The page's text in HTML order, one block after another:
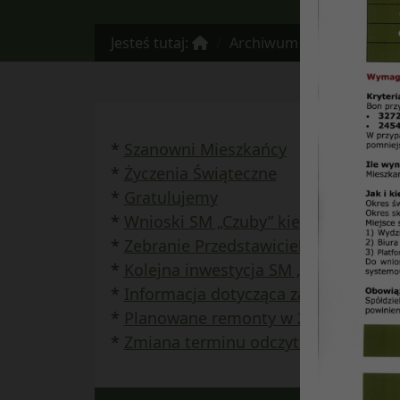
Jesteś tutaj: Archiwum Informator
* Szanowni Mieszkańcy
* Życzenia Świąteczne
* Gratulujemy
* Wnioski SM „Czuby” kierowane do
* Zebranie Przedstawicieli Członków
* Kolejna inwestycja SM „Czuby”
* Informacja dotycząca
* Planowane remonty w 2011 r. w SM
* Zmiana terminu odczytu wodomierzy